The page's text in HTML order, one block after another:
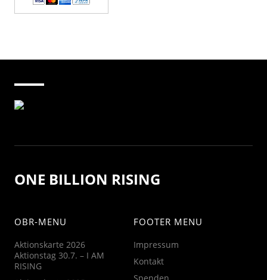
ONE BILLION RISING
OBR-MENU
Aktionskarte 2026
Aktionstag 30.7. – I AM
RISING
FOOTER MENU
Impressum
Kontakt